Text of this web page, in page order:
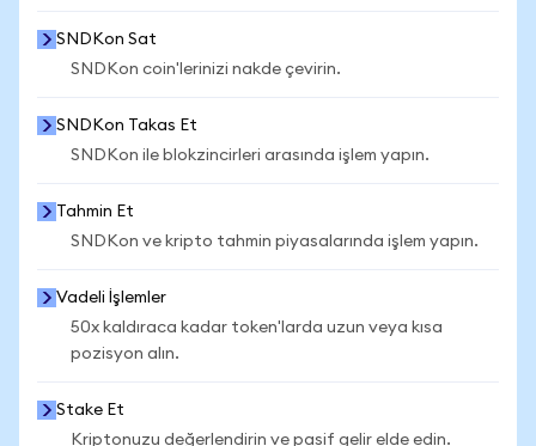
SNDKon Sat
SNDKon coin'lerinizi nakde çevirin.
SNDKon Takas Et
SNDKon ile blokzincirleri arasında işlem yapın.
Tahmin Et
SNDKon ve kripto tahmin piyasalarında işlem yapın.
Vadeli İşlemler
50x kaldıraca kadar token'larda uzun veya kısa
pozisyon alın.
Stake Et
Kriptonuzu değerlendirin ve pasif gelir elde edin.